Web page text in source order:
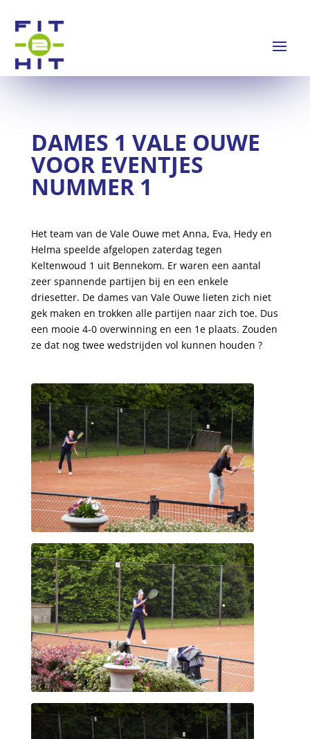
DAMES 1 VALE OUWE
VOOR EVENTJES
NUMMER 1
Het team van de Vale Ouwe met Anna, Eva, Hedy en
Helma speelde afgelopen zaterdag tegen
Keltenwoud 1 uit Bennekom. Er waren een aantal
zeer spannende partijen bij en een enkele
driesetter. De dames van Vale Ouwe lieten zich niet
gek maken en trokken alle partijen naar zich toe. Dus
een mooie 4-0 overwinning en een 1e plaats. Zouden
ze dat nog twee wedstrijden vol kunnen houden ?